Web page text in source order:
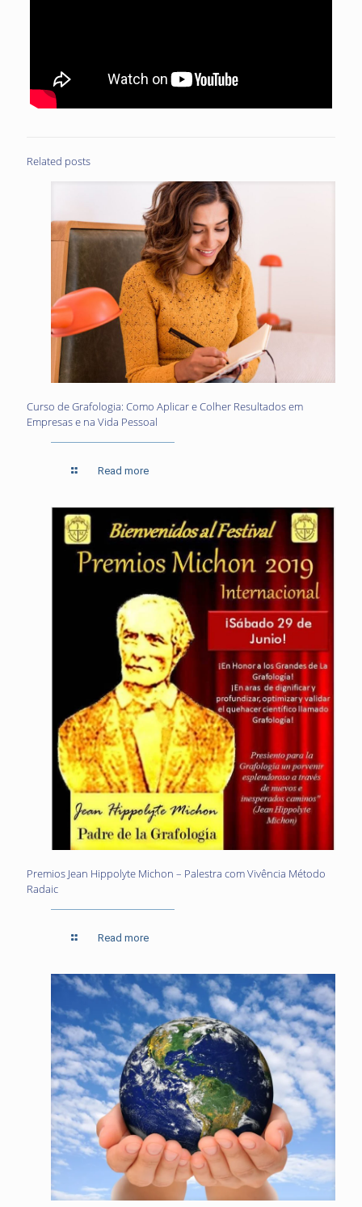
Related posts
Curso de Grafologia: Como Aplicar e Colher Resultados em
Empresas e na Vida Pessoal
Read more
Premios Jean Hippolyte Michon – Palestra com Vivência Método
Radaic
Read more